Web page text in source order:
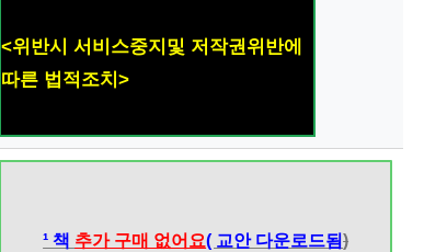
<위반시 서비스중지및 저작권위반에
따른 법적조치>
¹ 책 추가 구매 없어요( 교안 다운로드됨)